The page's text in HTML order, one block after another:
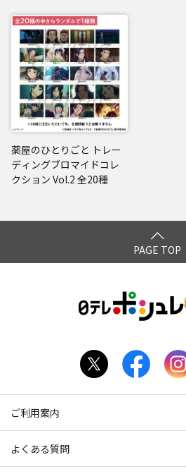
薬屋のひとりごと トレー
ディングブロマイドコレ
クション Vol.2 全20種
PAGE TOP
ご利用案内
よくある質問